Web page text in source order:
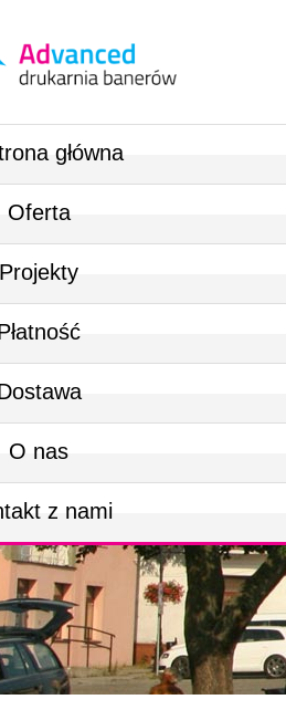
główna
Oferta
Projekty
O nas
z nami